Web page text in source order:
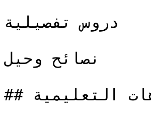
دروس تفصيلية
نصائح وحيل
## أبرز الفيديوهات التعليمية